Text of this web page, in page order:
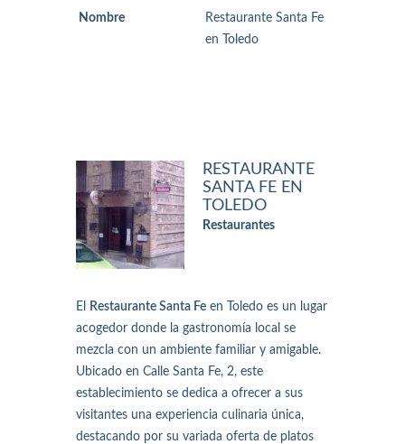
Nombre
Restaurante Santa Fe
en Toledo
RESTAURANTE
SANTA FE EN
TOLEDO
Restaurantes
El Restaurante Santa Fe en Toledo es un lugar
acogedor donde la gastronomía local se
mezcla con un ambiente familiar y amigable.
Ubicado en Calle Santa Fe, 2, este
establecimiento se dedica a ofrecer a sus
visitantes una experiencia culinaria única,
destacando por su variada oferta de platos